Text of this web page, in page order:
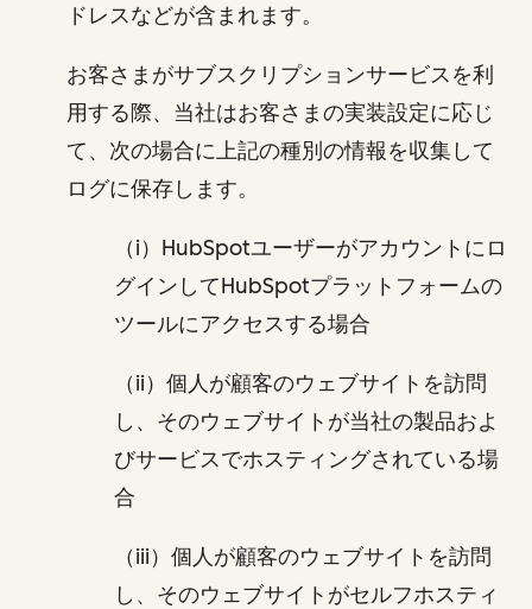
ドレスなどが含まれます。
お客さまがサブスクリプションサービスを利
用する際、当社はお客さまの実装設定に応じ
て、次の場合に上記の種別の情報を収集して
ログに保存します。
（i）HubSpotユーザーがアカウントにロ
グインしてHubSpotプラットフォームの
ツールにアクセスする場合
（ii）個人が顧客のウェブサイトを訪問
し、そのウェブサイトが当社の製品およ
びサービスでホスティングされている場
合
（iii）個人が顧客のウェブサイトを訪問
し、そのウェブサイトがセルフホスティ